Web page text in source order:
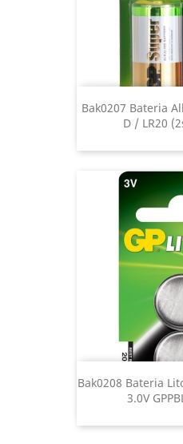
Bak0207 Bateria
D / LR20
Bak0208 Bateria
3.0V